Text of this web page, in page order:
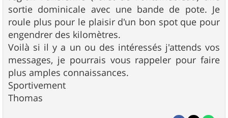
sortie dominicale avec une bande de pote. Je
roule plus pour le plaisir d'un bon spot que pour
engendrer des kilomètres.
Voilà si il y a un ou des intéressés j'attends vos
messages, je pourrais vous rappeler pour faire
plus amples connaissances.
Sportivement
Thomas